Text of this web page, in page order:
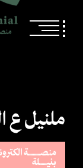
ملنيل ع
منصــــــــــة
بنيــــــلة